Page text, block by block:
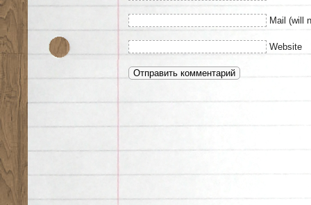
Mail (will
Website